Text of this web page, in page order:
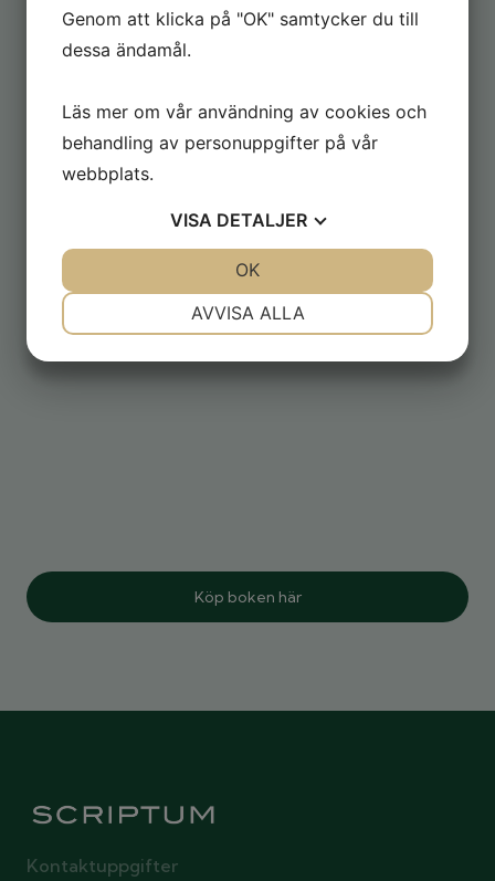
Köp boken här
Kontaktuppgifter
Genom att klicka på "OK" samtycker du till
dessa ändamål.
Läs mer om vår användning av cookies och
behandling av personuppgifter på vår
webbplats.
VISA DETALJER
AVVISA ALLA
OK